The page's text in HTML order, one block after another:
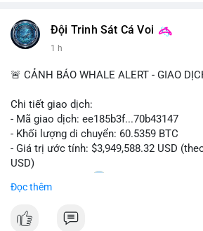
Đội Trinh Sát Cá Voi
1 h
🚨 CẢNH BÁO WHALE ALERT - GIAO
Chi tiết giao dịch:
- Mã giao dịch: ee185b3f...70b43147
- Khối lượng di chuyển: 60.5359 BTC
- Giá trị ước tính: $3,949,588.32 USD
USD)
- Thời gian: 15:20
Nhận định phân tích:
Khối lượng 60.5 BTC trị giá gần 4 triệu
Đọc thêm